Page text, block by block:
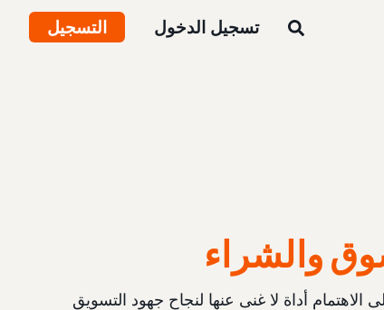
تسجيل الدخول التسجيل
والشراء
أداة لا غنى عنها لنجاح جهود التسويق